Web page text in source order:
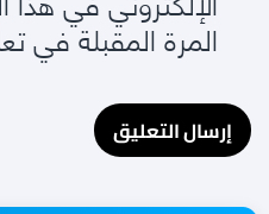
المرة المقبلة في